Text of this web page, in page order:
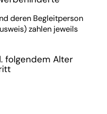
deren Begleitperson
zahlen jeweils
folgendem Alter